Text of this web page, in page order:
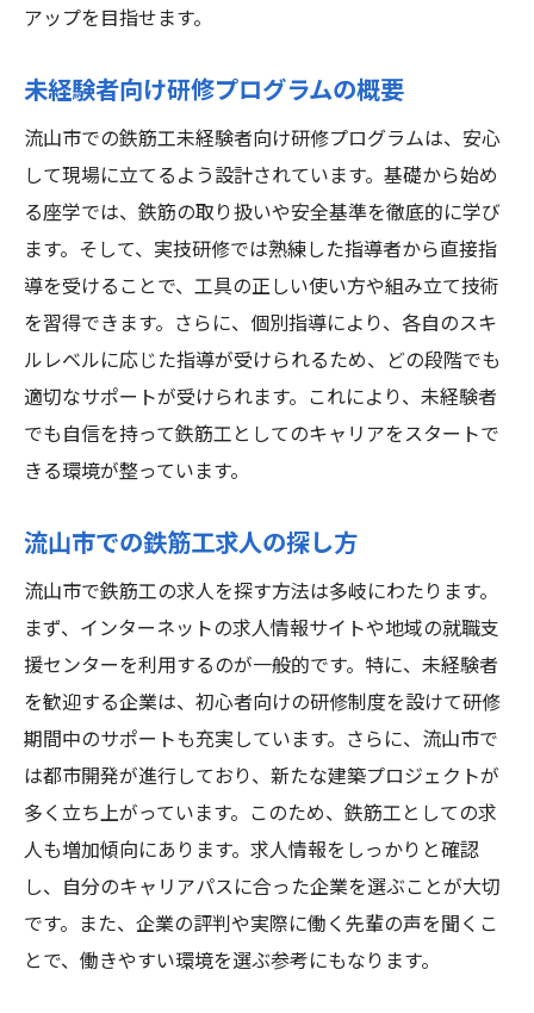
未経験者が抱える不安とその解消法
初めてでも安心の職場環境とは
成功体験を積むためのポイント
流山市で未経験から手に職を！鉄筋工求人の魅
力を徹底紹介
鉄筋工としてのやりがいと魅力
未経験でも高収入が期待できる理由
流山市の求人市場の特徴
鉄筋工の仕事の安定性について
地域密着型の企業との出会い
実績を積み重ねることで得られる達成感
の研修制度
充実した研修内容の詳細
OJTとオフJTの違いとメリット
鉄筋工としての安全教育
未経験者が順調に成長するためのステップ
研修後のフォローアップ体制
流山市でのキャリア形成の流れ
新しいキャリアを流山市で！未経験でも始めや
すい鉄筋工の世界
流山市での鉄筋工求人の現状分析
未経験者に必要な心構えと準備
アップを目指せます。
未経験者向け研修プログラムの概要
流山市での鉄筋工未経験者向け研修プログラムは、安心
して現場に立てるよう設計されています。基礎から始め
る座学では、鉄筋の取り扱いや安全基準を徹底的に学び
ます。そして、実技研修では熟練した指導者から直接指
導を受けることで、工具の正しい使い方や組み立て技術
を習得できます。さらに、個別指導により、各自のスキ
ルレベルに応じた指導が受けられるため、どの段階でも
適切なサポートが受けられます。これにより、未経験者
でも自信を持って鉄筋工としてのキャリアをスタートで
きる環境が整っています。
流山市での鉄筋工求人の探し方
流山市で鉄筋工の求人を探す方法は多岐にわたります。
まず、インターネットの求人情報サイトや地域の就職支
援センターを利用するのが一般的です。特に、未経験者
を歓迎する企業は、初心者向けの研修制度を設けて研修
期間中のサポートも充実しています。さらに、流山市で
は都市開発が進行しており、新たな建築プロジェクトが
多く立ち上がっています。このため、鉄筋工としての求
人も増加傾向にあります。求人情報をしっかりと確認
し、自分のキャリアパスに合った企業を選ぶことが大切
です。また、企業の評判や実際に働く先輩の声を聞くこ
とで、働きやすい環境を選ぶ参考にもなります。